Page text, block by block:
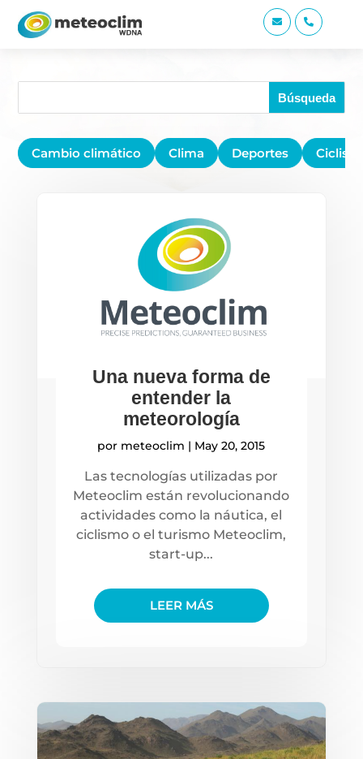
 
Cambio climático Clima Deportes
Una nueva forma de
entender la
meteorología
por meteoclim | May 20, 2015
Las tecnologías utilizadas por
Meteoclim están revolucionando
actividades como la náutica, el
ciclismo o el turismo Meteoclim,
start-up...
LEER MÁS